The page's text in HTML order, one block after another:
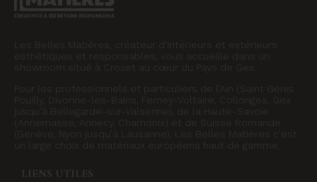
Les Belles Matières, créateur d’intérieurs et extérieurs
esthétiques et responsables, vous accueille dans un
showroom situé à Crozet au cœur du Pays de Gex.
Pour les professionnels et particuliers de l’Ain (Saint Genis
Pouilly, Divonne-les-Bains, Ferney-Voltaire, Collonges, Gex
jusqu’à Bellegarde-sur-Valserine), de la Haute-Savoie
(Annemasse, Annecy, Chamonix) et de Suisse Romande
(Genève, Nyon jusqu’à Lausanne), Les Belles Matières c’est
un large choix de matériaux européens haut de gamme.
LIENS UTILES